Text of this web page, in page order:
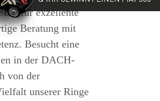
für exzellente
Beratung mit
Besucht eine
in der DACH-
von der
unserer Ringe